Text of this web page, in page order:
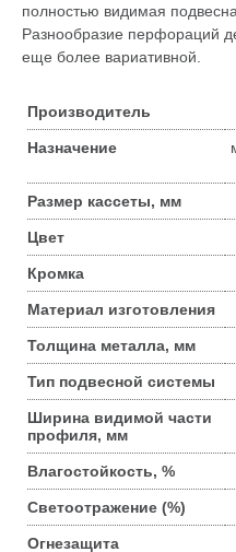
полностью видимая
Разнообразие перфораций
еще более вариативной.
Производитель
Назначение
Размер кассеты, мм
Цвет
Кромка
Материал изготовления
Толщина металла, мм
Тип подвесной системы
Ширина видимой части
профиля, мм
Влагостойкость, %
Светоотражение (%)
Огнезащита